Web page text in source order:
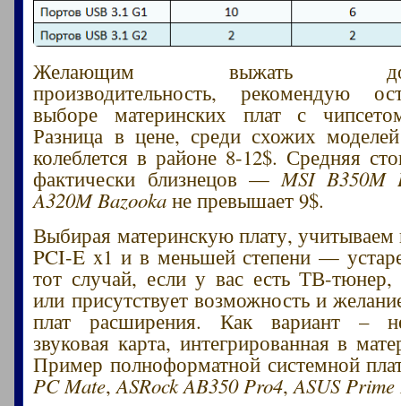
Желающим выжать
производительность, рекомендую
выборе материнских плат с
Разница в цене, среди схожих
колеблется в районе 8-12$. Средняя
фактически близнецов —MSI B350M
A320M Bazooka не превышает 9$.
Выбирая материнскую плату, учитываем
PCI-E x1 и в меньшей степени —
тот случай, если у вас есть ТВ-тюнер,
или присутствует возможность и
плат расширения. Как вариант –
звуковая карта, интегрированная в
Пример полноформатной системной
PC Mate,ASRock AB350 Pro4,ASUS